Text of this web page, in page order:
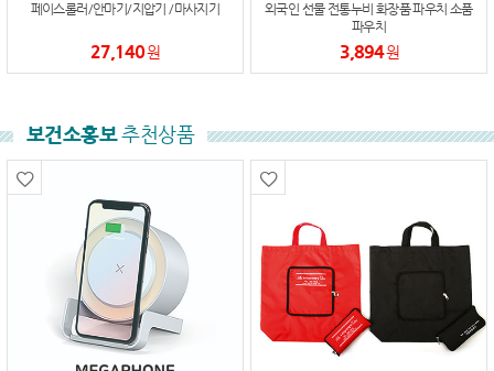
페이스롤러/안마기/지압기 /마사지기
27,140원
외국인 선물 전통누비 화장품 파우치 소품
파우치
3,894원
보건소홍보추천상품